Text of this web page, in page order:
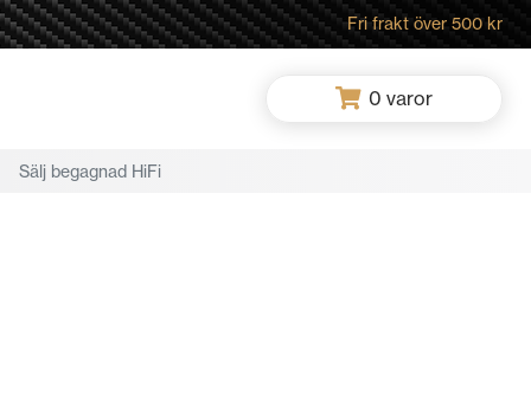
Fri frakt över 500 kr
0 varor
Sälj begagnad HiFi